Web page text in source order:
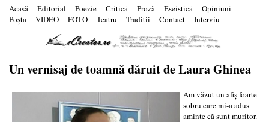
Acasă Editorial Poezie Critică Proză Eseistică
Opiniuni
Poşta
VIDEO FOTO Teatru Traditii Contact Interviu
Un vernisaj de toamnă dăruit de Laura Ghinea
Am văzut un afiş foarte
sobru care mi-a adus
aminte că sunt muritor.